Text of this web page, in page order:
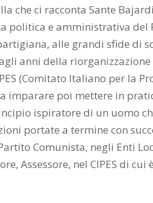
che ci racconta Sante
politica e amministrativa del
alle grandi sfide di
anni della riorganizzazione
(Comitato Italiano per la
imparare poi mettere in
ispiratore di un uomo
portate a termine con
Comunista, negli Enti
Assessore, nel CIPES di cui